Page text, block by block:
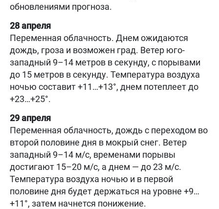
обновлениями прогноза.
28 апреля
Переменная облачность. Днем ожидаются
дождь, гроза и возможен град. Ветер юго-
западный 9–14 метров в секунду, с порывами
до 15 метров в секунду. Температура воздуха
ночью составит +11…+13°, днем потеплеет до
+23…+25°.
29 апреля
Переменная облачность, дождь с переходом во
второй половине дня в мокрый снег. Ветер
западный 9–14 м/с, временами порывы
достигают 15–20 м/с, а днем — до 23 м/с.
Температура воздуха ночью и в первой
половине дня будет держаться на уровне +9…
+11°, затем начнется понижение.